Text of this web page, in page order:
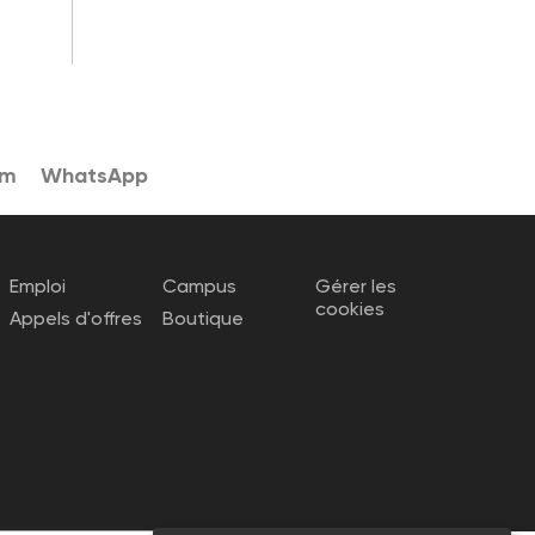
WhatsApp
Emploi
Appels d'offres
Campus
Boutique
Gérer les
cookies